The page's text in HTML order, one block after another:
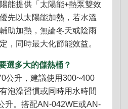
能提供「太陽能+熱泵雙效
先以太陽能加熱，若水溫
助加熱，無論冬天或陰雨
，同時最大化節能效益。
選多大的儲熱桶？
公升，建議使用300~400
泡澡習慣或同時用水時間
升。搭配AN-042WE或AN-